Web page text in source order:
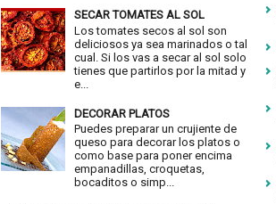
SECAR TOMATES AL SOL
Los tomates secos al sol son
deliciosos ya sea marinados o tal
cual. Si los vas a secar al sol solo
tienes que partirlos por la mitad y
e...
DECORAR PLATOS
Puedes preparar un crujiente de
queso para decorar los platos o
como base para poner encima
empanadillas, croquetas,
bocaditos o simp...